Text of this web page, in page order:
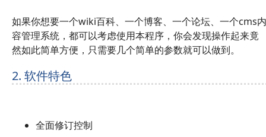
如果你想要一个wiki百科、一个博客、一个论坛、一个cms内
容管理系统，都可以考虑使用本程序，你会发现操作起来竟
然如此简单方便，只需要几个简单的参数就可以做到。
2. 软件特色
全面修订控制